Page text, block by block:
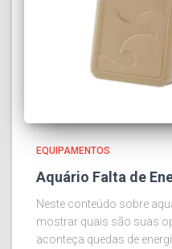
EQUIPAMENTOS
Aquário Falta de
Neste conteúdo sobre
mostrar quais são suas
aconteça quedas de